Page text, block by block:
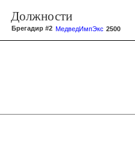
Должности
Брегадир #2 МедведИмпЭкс 2500